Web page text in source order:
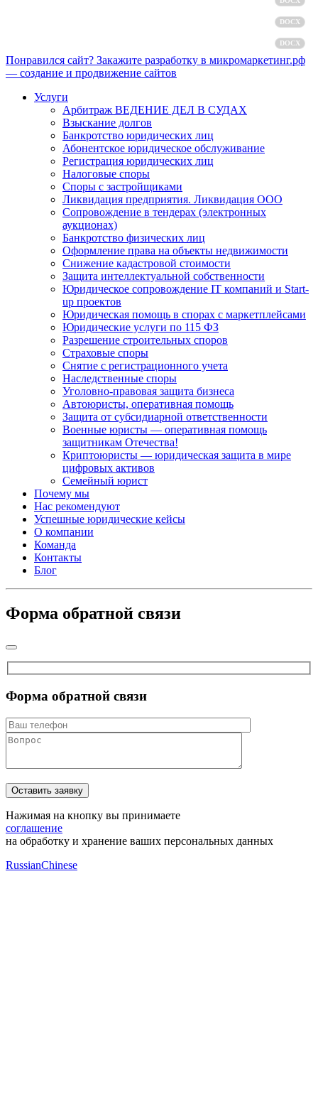
DOCX
DOCX
Понравился сайт? Закажите разработку в микромаркетинг.рф
— создание и продвижение сайтов
Услуги
Арбитраж ВЕДЕНИЕ ДЕЛ В СУДАХ
Взыскание долгов
Банкротство юридических лиц
Абонентское юридическое обслуживание
Регистрация юридических лиц
Налоговые споры
Споры с застройщиками
Ликвидация предприятия. Ликвидация ООО
Сопровождение в тендерах (электронных
аукционах)
Банкротство физических лиц
Оформление права на объекты недвижимости
Снижение кадастровой стоимости
Защита интеллектуальной собственности
Юридическое сопровождение IT компаний и Start-
up проектов
Юридическая помощь в спорах с маркетплейсами
Юридические услуги по 115 ФЗ
Разрешение строительных споров
Страховые споры
Снятие с регистрационного учета
Наследственные споры
Уголовно-правовая защита бизнеса
Автоюристы, оперативная помощь
Защита от субсидиарной ответственности
Военные юристы — оперативная помощь
защитникам Отечества!
Криптоюристы — юридическая защита в мире
цифровых активов
Семейный юрист
Почему мы
Нас рекомендуют
Успешные юридические кейсы
О компании
Команда
Контакты
Блог
Форма обратной связи
Форма обратной связи
Нажимая на кнопку вы принимаете
соглашение
на обработку и хранение ваших персональных данных
RussianChinese